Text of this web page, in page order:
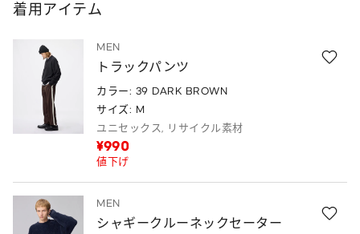
着用アイテム
MEN
トラックパンツ
カラー: 39 DARK BROWN
サイズ: M
ユニセックス, リサイクル素材
¥990
値下げ
MEN
シャギークルーネックセーター